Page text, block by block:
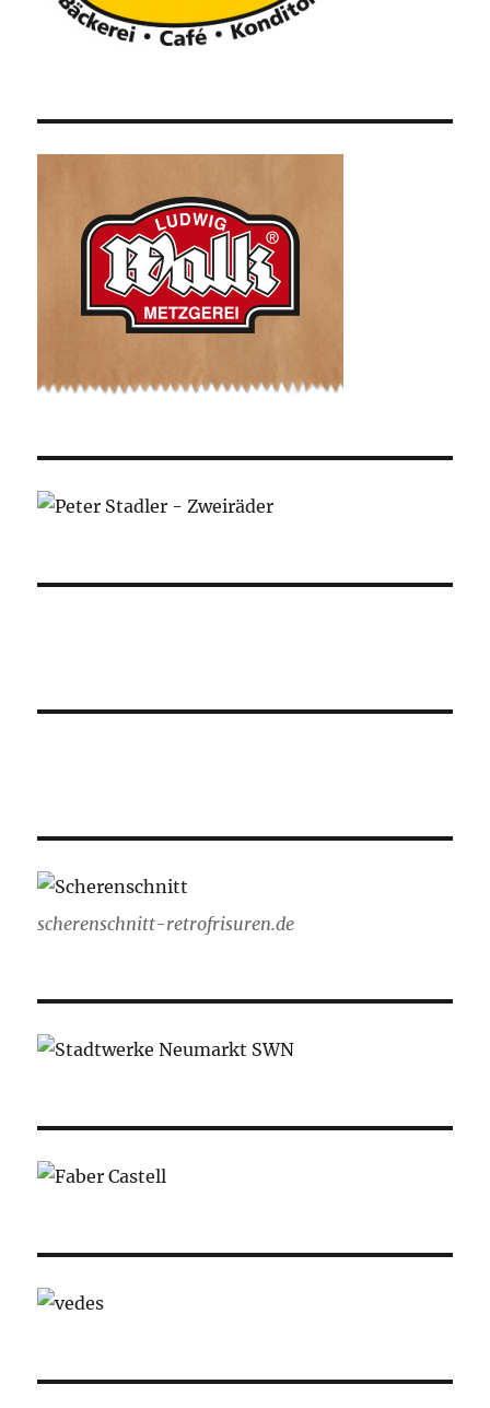
scherenschnitt-retrofrisuren.de